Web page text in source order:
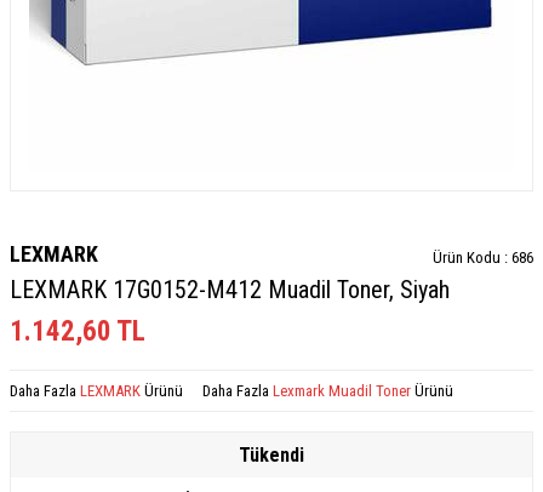
LEXMARK Ürün Kodu : 686
LEXMARK 17G0152-M412 Muadil Toner, Siyah
1.142,60 TL
Daha Fazla LEXMARK Ürünü Daha Fazla Lexmark Muadil Toner Ürünü
Tükendi